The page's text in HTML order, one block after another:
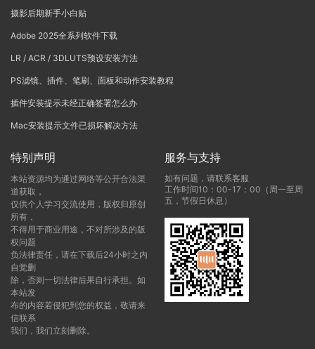
摄影后期新手小白贴
Adobe 2025全系列软件下载
LR / ACR / 3DLUTS预设安装方法
PS滤镜、插件、笔刷、面板和动作安装教程
插件安装提示未经正确签署怎么办
Mac安装提示文件已损坏解决方法
特别声明
本站资源均为通过网络等公开合法渠
道获取，
仅供个人学习交流使用，版权归原创
所有，
不得用于商业用途，不对所涉及的版
权问题
负法律责任，请在下载后24小时之内
自觉删
除，否则一切法律后果自行承担。如
本站发
布的内容若侵犯到您的权益，敬请来
信联系
我们，我们立刻删除。
服务与支持
如有问题，请联系客服
工作时间10：00-17：00（周一至周
五，节假日休息）